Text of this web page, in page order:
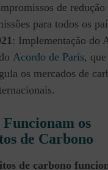
de redução
para todos os
: Implementação do
Acordo de Paris, que
os mercados de
Funcionam os
de Carbono
de carbono